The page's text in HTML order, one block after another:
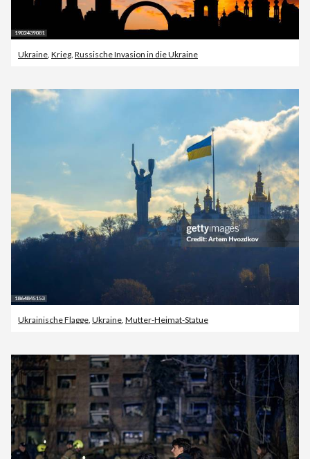
Ukraine, Krieg, Russische Invasion in die Ukraine
Ukrainische Flagge, Ukraine, Mutter-Heimat-Statue